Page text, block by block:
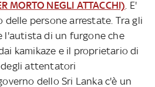
MORTO NEGLI ATTACCHI) . E'
delle persone arrestate. Tra gli
l'autista di un furgone che
kamikaze e il proprietario di
degli attentatori
dello Sri Lanka c'è un